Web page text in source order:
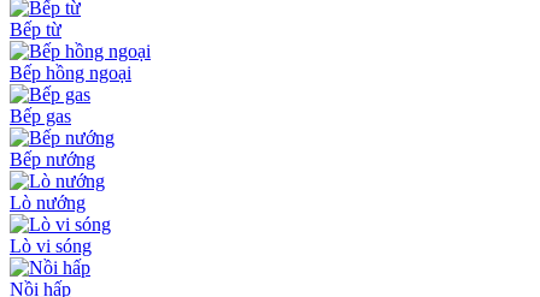
Bếp từ
Bếp hồng ngoại
Bếp gas
Bếp nướng
Lò nướng
Lò vi sóng
Nồi hấp